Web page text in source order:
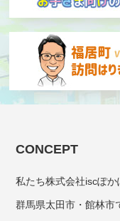
CONCEPT
私たち株式会社iscぽか
群馬県太田市・館林市